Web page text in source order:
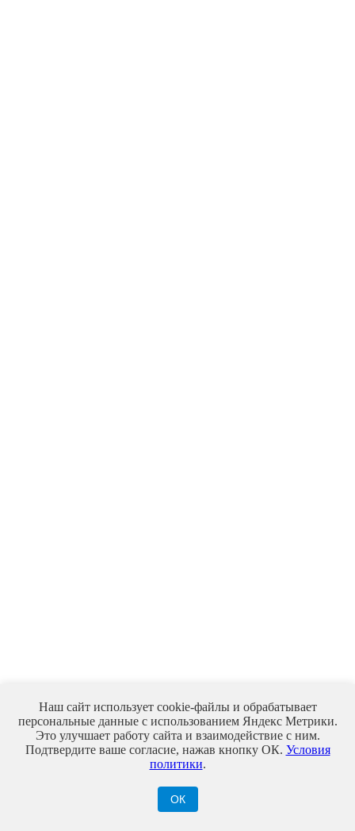
Наш сайт использует cookie-файлы и обрабатывает
персональные данные с использованием Яндекс Метрики.
Это улучшает работу сайта и взаимодействие с ним.
Подтвердите ваше согласие, нажав кнопку ОК. Условия
политики.
ОК